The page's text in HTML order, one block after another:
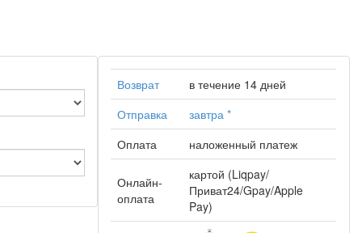
Возврат
в течение 14 дней
Отправка
завтра*
Оплата
наложенный платеж
Онлайн-
оплата
картой (Liqpay/
Приват24/Gpay/Apple
Pay)